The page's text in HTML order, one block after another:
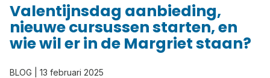
Valentijnsdag aanbieding,
nieuwe cursussen starten, en
wie wil er in de Margriet staan?
BLOG | 13 februari 2025